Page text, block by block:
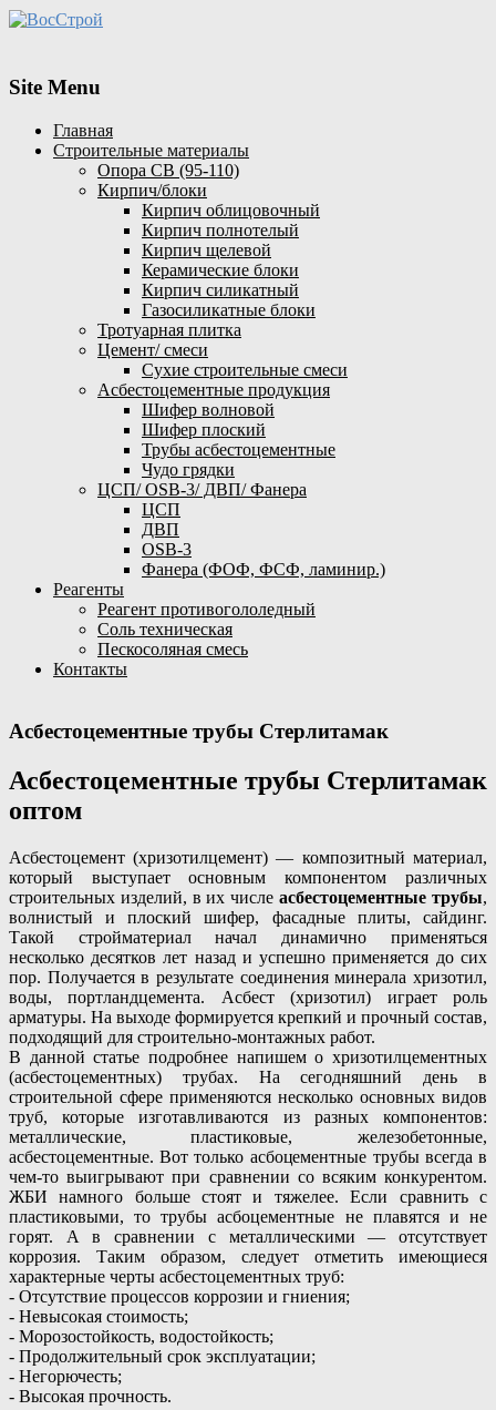
Site Menu
Главная
Строительные материалы
Опора СВ (95-110)
Кирпич/блоки
Кирпич облицовочный
Кирпич полнотелый
Кирпич щелевой
Керамические блоки
Кирпич силикатный
Газосиликатные блоки
Тротуарная плитка
Цемент/ смеси
Сухие строительные смеси
Асбестоцементные продукция
Шифер волновой
Шифер плоский
Трубы асбестоцементные
Чудо грядки
ЦСП/ OSB-3/ ДВП/ Фанера
ЦСП
ДВП
OSB-3
Фанера (ФОФ, ФСФ, ламинир.)
Реагенты
Реагент противогололедный
Соль техническая
Пескосоляная смесь
Контакты
Асбестоцементные трубы Стерлитамак
Асбестоцементные трубы Стерлитамак
оптом
Асбестоцемент (хризотилцемент) — композитный материал,
который выступает основным компонентом различных
строительных изделий, в их числеасбестоцементные трубы,
волнистый и плоский шифер, фасадные плиты, сайдинг.
Такой стройматериал начал динамично применяться
несколько десятков лет назад и успешно применяется до сих
пор. Получается в результате соединения минерала хризотил,
воды, портландцемента. Асбест (хризотил) играет роль
арматуры. На выходе формируется крепкий и прочный состав,
подходящий для строительно-монтажных работ.
В данной статье подробнее напишем о хризотилцементных
(асбестоцементных) трубах. На сегодняшний день в
строительной сфере применяются несколько основных видов
труб, которые изготавливаются из разных компонентов:
металлические, пластиковые, железобетонные,
асбестоцементные. Вот только асбоцементные трубы всегда в
чем-то выигрывают при сравнении со всяким конкурентом.
ЖБИ намного больше стоят и тяжелее. Если сравнить с
пластиковыми, то трубы асбоцементные не плавятся и не
горят. А в сравнении с металлическими — отсутствует
коррозия. Таким образом, следует отметить имеющиеся
характерные черты асбестоцементных труб:
- Отсутствие процессов коррозии и гниения;
- Невысокая стоимость;
- Морозостойкость, водостойкость;
- Продолжительный срок эксплуатации;
- Негорючесть;
- Высокая прочность.